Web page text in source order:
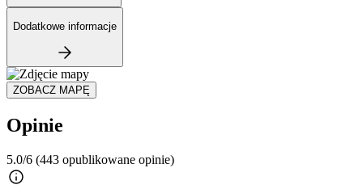
Dodatkowe informacje
ZOBACZ MAPĘ
Opinie
5.0/6 (443 opublikowane opinie)